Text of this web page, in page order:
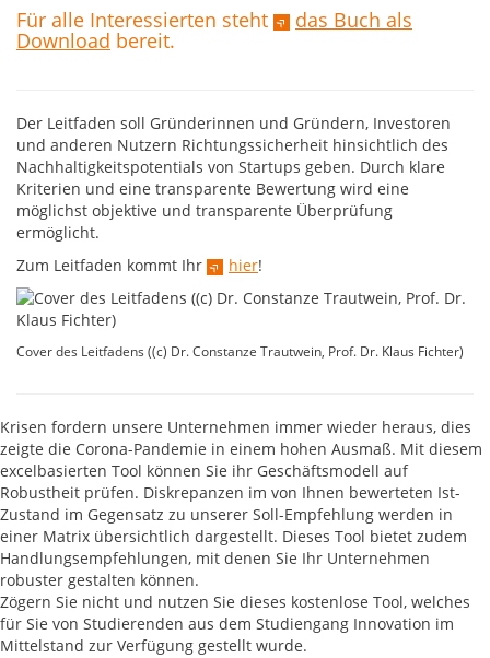
Für alle Interessierten steht das Buch als
Download bereit.
Der Leitfaden soll Gründerinnen und Gründern, Investoren
und anderen Nutzern Richtungssicherheit hinsichtlich des
Nachhaltigkeitspotentials von Startups geben. Durch klare
Kriterien und eine transparente Bewertung wird eine
möglichst objektive und transparente Überprüfung
ermöglicht.
Zum Leitfaden kommt Ihr
hier!
Cover des Leitfadens ((c) Dr. Constanze Trautwein, Prof. Dr. Klaus Fichter)
Krisen fordern unsere Unternehmen immer wieder heraus, dies
zeigte die Corona-Pandemie in einem hohen Ausmaß. Mit diesem
excelbasierten Tool können Sie ihr Geschäftsmodell auf
Robustheit prüfen. Diskrepanzen im von Ihnen bewerteten Ist-
Zustand im Gegensatz zu unserer Soll-Empfehlung werden in
einer Matrix übersichtlich dargestellt. Dieses Tool bietet zudem
Handlungsempfehlungen, mit denen Sie Ihr Unternehmen
robuster gestalten können.
Zögern Sie nicht und nutzen Sie dieses kostenlose Tool, welches
für Sie von Studierenden aus dem Studiengang Innovation im
Mittelstand zur Verfügung gestellt wurde.